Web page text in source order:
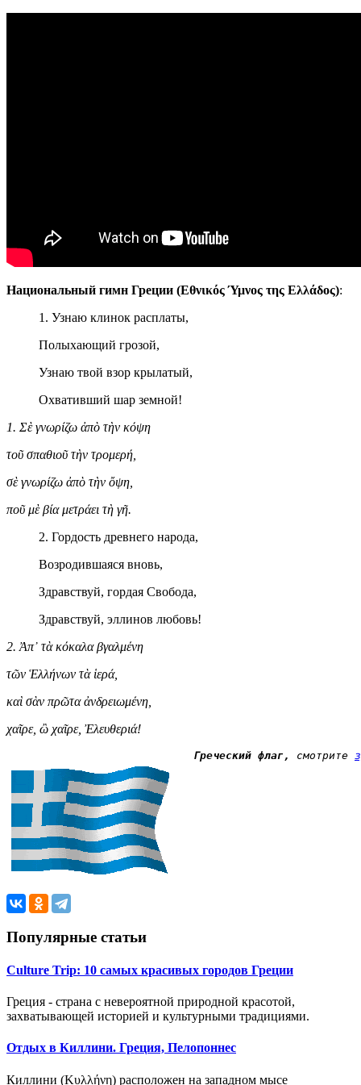
Национальный гимн Греции (Εθνικός Ύμνος της Ελλάδος):
1. Узнаю клинок расплаты,
Полыхающий грозой,
Узнаю твой взор крылатый,
Охвативший шар земной!
1. Σὲ γνωρίζω ἀπὸ τὴν κόψη
τοῦ σπαθιοῦ τὴν τρομερή,
σὲ γνωρίζω ἀπὸ τὴν ὄψη,
ποῦ μὲ βία μετράει τὴ γῆ.
2. Гордость древнего народа,
Возродившаяся вновь,
Здравствуй, гордая Свобода,
Здравствуй, эллинов любовь!
2. Ἀπ᾿ τὰ κόκαλα βγαλμένη
τῶν Ἑλλήνων τὰ ἱερά,
καὶ σὰν πρῶτα ἀνδρειωμένη,
χαῖρε, ὢ χαῖρε, Ἐλευθεριά!
Греческий флаг, смотрите
Популярные статьи
Culture Trip: 10 самых красивых городов Греции
Греция - страна с невероятной природной красотой,
захватывающей историей и культурными традициями.
Отдых в Киллини. Греция, Пелопоннес
Киллини (Κυλλήνη) расположен на западном мысе